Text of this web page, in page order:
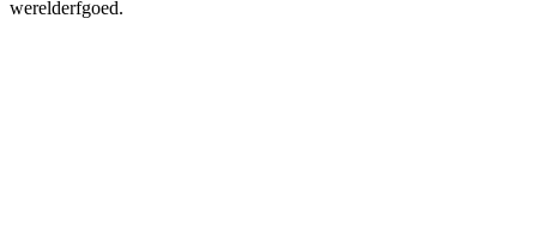
werelderfgoed.